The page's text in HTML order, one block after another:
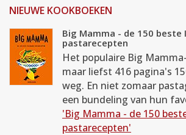
NIEUWE KOOKBOEKEN
Big Mamma - de 150 beste
pastarecepten
Het populaire Big
maar liefst 416 pagina's
weg. En niet zomaar
een bundeling van hun
'Big Mamma - de 150
pastarecepten'